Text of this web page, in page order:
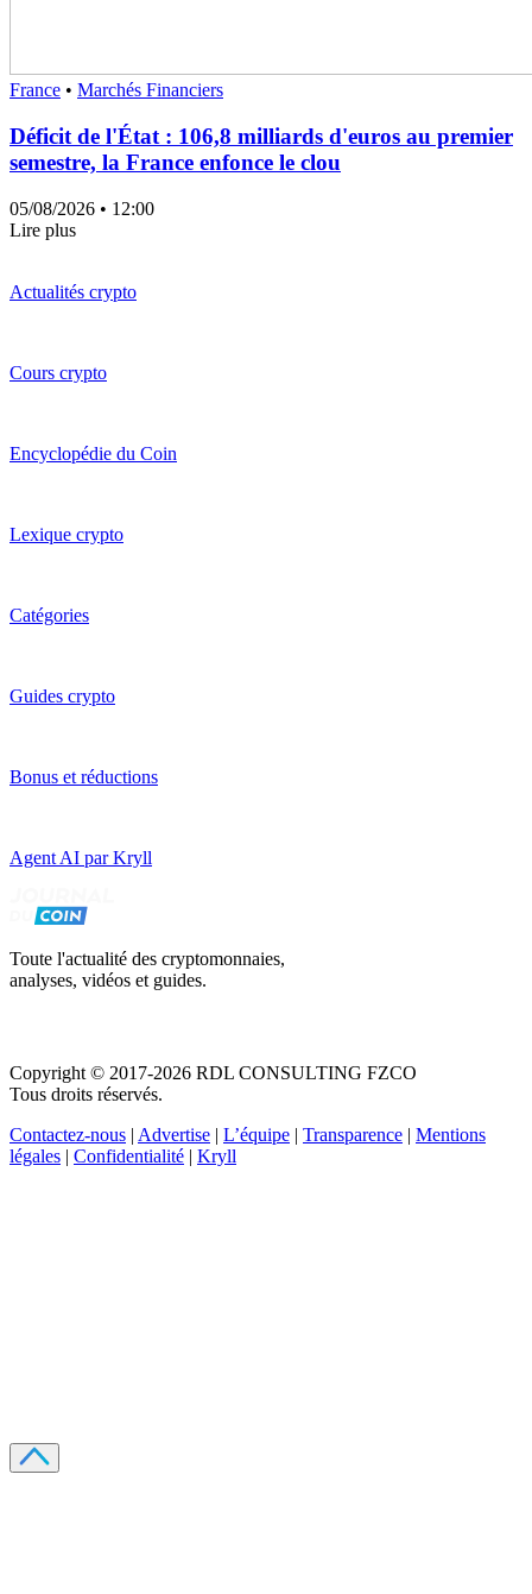
France • Marchés Financiers
Déficit de l'État : 106,8 milliards d'euros au premier
semestre, la France enfonce le clou
05/08/2026 • 12:00
Lire plus
Actualités crypto
Cours crypto
Encyclopédie du Coin
Lexique crypto
Catégories
Guides crypto
Bonus et réductions
Agent AI par Kryll
Toute l'actualité des cryptomonnaies,
analyses, vidéos et guides.
Copyright © 2017-2026 RDL CONSULTING FZCO
Tous droits réservés.
Contactez-nous | Advertise | L’équipe | Transparence | Mentions
légales | Confidentialité | Kryll